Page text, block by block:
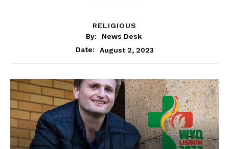
RELIGIOUS
By:
News Desk
Date:
August 2, 2023